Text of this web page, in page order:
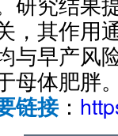
，其作用
与早产风
母体肥胖
链接：